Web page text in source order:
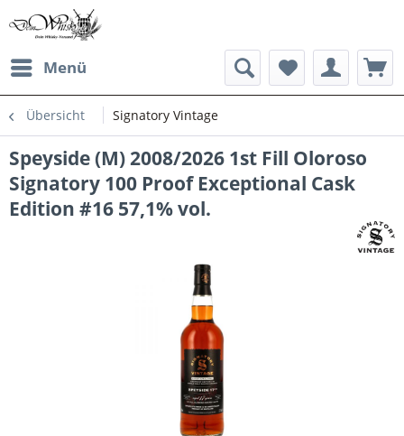
Menü
Übersicht Signatory Vintage
Speyside (M) 2008/2026 1st Fill Oloroso
Signatory 100 Proof Exceptional Cask
Edition #16 57,1% vol.